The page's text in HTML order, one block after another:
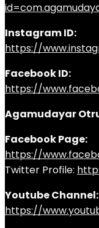
Instagram ID:
https://
Facebook ID:
https://
Agamudayar
Facebook Page:
https://
Twitter Profile:
Youtube Channel:
https://